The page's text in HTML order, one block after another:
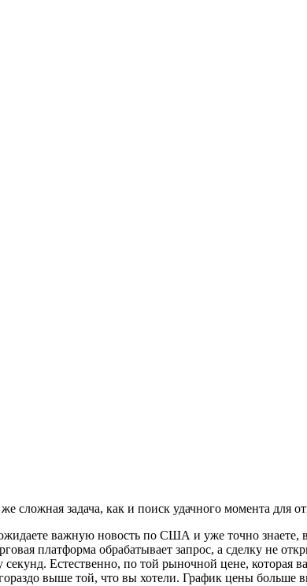
задача, как и поиск удачного момента для
важную новость по США и уже точно знаете,
платформа обрабатывает запрос, а сделку не
Естественно, по той рыночной цене,
выше той, что вы хотели. График цены больше